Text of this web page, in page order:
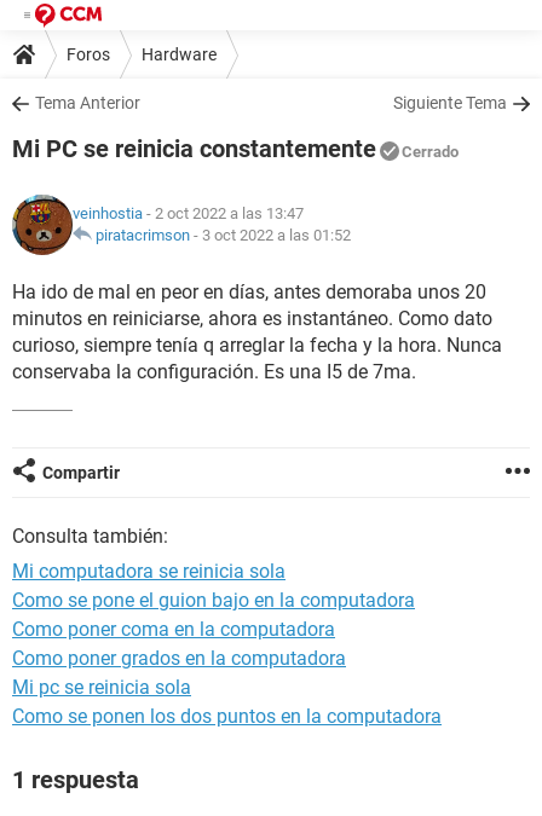
Foros Hardware
Tema Anterior Siguiente Tema
Mi PC se reinicia constantemente Cerrado
veinhostia - 2 oct 2022 a las 13:47
piratacrimson - 3 oct 2022 a las 01:52
Ha ido de mal en peor en días, antes demoraba unos 20
minutos en reiniciarse, ahora es instantáneo. Como dato
curioso, siempre tenía q arreglar la fecha y la hora. Nunca
conservaba la configuración. Es una I5 de 7ma.
Compartir
Consulta también:
Mi computadora se reinicia sola
Como se pone el guion bajo en la computadora
Como poner coma en la computadora
Como poner grados en la computadora
Mi pc se reinicia sola
Como se ponen los dos puntos en la computadora
1 respuesta